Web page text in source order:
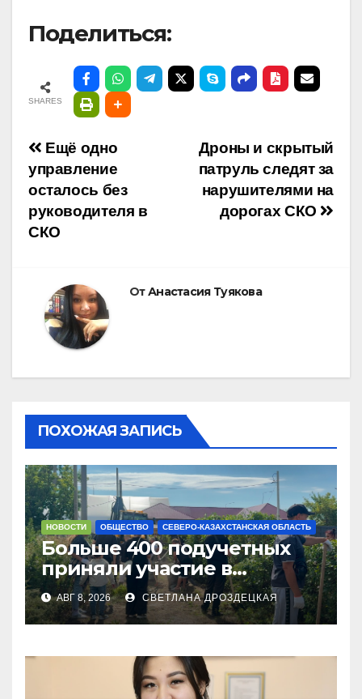
Поделиться:
SHARES
Навигация
по
записям
Дроны и скрытый
патруль следят за
нарушителями на
дорогах СКО
Ещё одно
управление
осталось без
руководителя в
СКО
ОтАнастасия Туякова
ПОХОЖАЯ ЗАПИСЬ
НОВОСТИ ОБЩЕСТВО СЕВЕРО-КАЗАХСТАНСКАЯ ОБЛАСТЬ
Больше 400 подучетных
приняли участие в
экоакции в СКО
АВГ 8, 2026 СВЕТЛАНА ДРОЗДЕЦКАЯ